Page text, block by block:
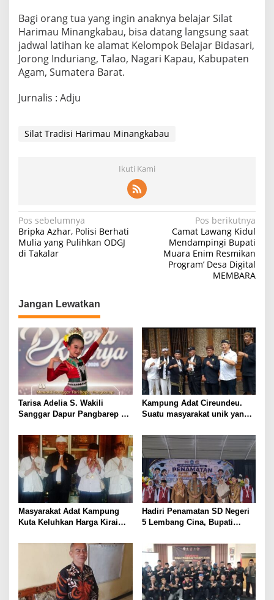
Bagi orang tua yang ingin anaknya belajar Silat
Harimau Minangkabau, bisa datang langsung saat
jadwal latihan ke alamat Kelompok Belajar Bidasari,
Jorong Induriang, Talao, Nagari Kapau, Kabupaten
Agam, Sumatera Barat.
Jurnalis : Adju
Silat Tradisi Harimau Minangkabau
Ikuti Kami
Navigasi
pos
Pos sebelumnya
Bripka Azhar, Polisi Berhati
Mulia yang Pulihkan ODGJ
di Takalar
Pos berikutnya
Camat Lawang Kidul
Mendampingi Bupati
Muara Enim Resmikan
Program’ Desa Digital
MEMBARA
Jangan Lewatkan
Tarisa Adelia S. Wakili
Sanggar Dapur Pangbarep di
Provinsi “Dera Kinarya”
Kampung Adat Cireundeu.
Suatu masyarakat unik yang
Singkong tidak boleh makan
Nasi.
Masyarakat Adat Kampung
Kuta Keluhkan Harga Kirai
dan Belum Punya Surau,
Leuit serta Bale Pertemuan
Hadiri Penamatan SD Negeri
5 Lembang Cina, Bupati
Terus Lanjutkan Pendidikan